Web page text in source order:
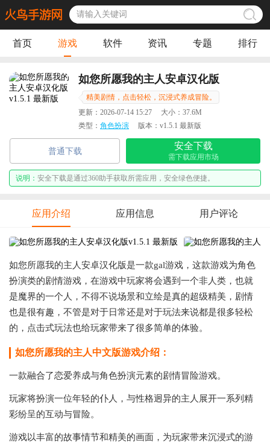
首页 游戏 软件 资讯 专题 排行
如您所愿我的主人安卓汉化版
精美剧情，点击轻松，沉浸式养成冒险。
更新： 2026-07-14 15:27 大小： 37.6M
类型： 角色扮演 版本： v1.5.1 最新版
普通下载
安全下载
需下载应用市场
说明： 安全下载是通过360助手获取所需应用，安全绿色便捷。
应用介绍 应用信息 用户评论
如您所愿我的主人安卓汉化版是一款gal游戏，这款游戏为角色
扮演类的剧情游戏，在游戏中玩家将会遇到一个非人类，也就
是魔界的一个人，不得不说场景和立绘是真的超级精美，剧情
也是很有趣，不管是对于日常还是对于玩法来说都是很多轻松
的，点击式玩法也给玩家带来了很多简单的体验。
如您所愿我的主人中文版游戏介绍：
一款融合了恋爱养成与角色扮演元素的剧情冒险游戏。
玩家将扮演一位年轻的仆人，与性格迥异的主人展开一系列精
彩纷呈的互动与冒险。
游戏以丰富的故事情节和精美的画面，为玩家带来沉浸式的游